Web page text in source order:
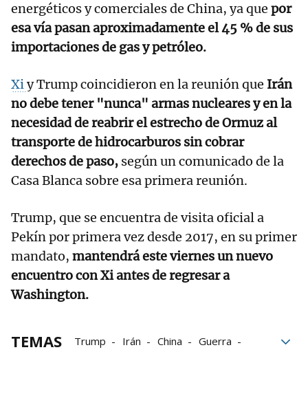
energéticos y comerciales de China, ya que por
esa vía pasan aproximadamente el 45 % de sus
importaciones de gas y petróleo.
Xiy Trump coincidieron en la reunión que Irán
no debe tener "nunca" armas nucleares y en la
necesidad de reabrir el estrecho de Ormuz al
transporte de hidrocarburos sin cobrar
derechos de paso, según un comunicado de la
Casa Blanca sobre esa primera reunión.
Trump, que se encuentra de visita oficial a
Pekín por primera vez desde 2017, en su primer
mandato, mantendrá este viernes un nuevo
encuentro con Xi antes de regresar a
Washington.
TEMAS Trump Irán China
Guerra